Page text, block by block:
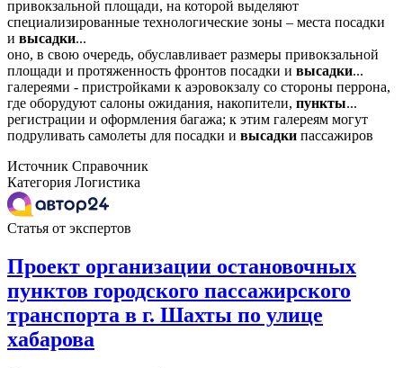
привокзальной площади, на которой выделяют
специализированные технологические зоны – места посадки
и высадки...
оно, в свою очередь, обуславливает размеры привокзальной
площади и протяженность фронтов посадки и высадки...
галереями - пристройками к аэровокзалу со стороны перрона,
где оборудуют салоны ожидания, накопители, пункты...
регистрации и оформления багажа; к этим галереям могут
подруливать самолеты для посадки и высадки пассажиров
Источник Справочник
Категория Логистика
Статья от экспертов
Проект организации остановочных
пунктов городского пассажирского
транспорта в г. Шахты по улице
хабарова